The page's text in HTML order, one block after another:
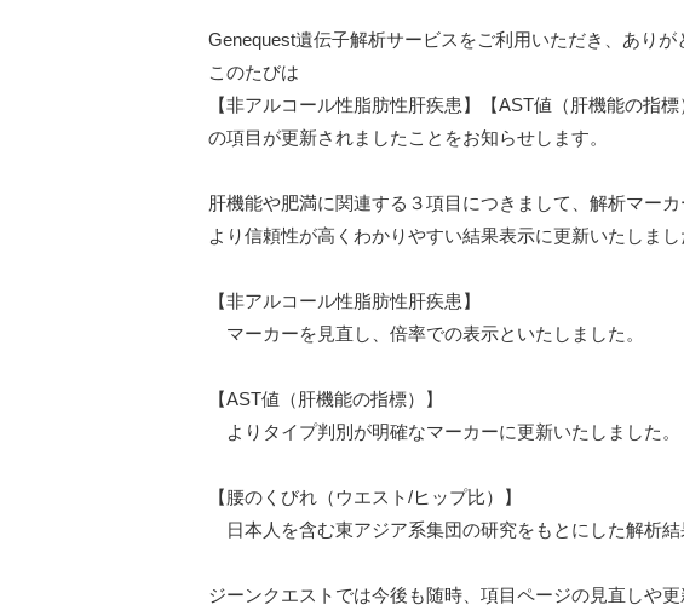
Genequest遺伝子解析サービスをご利用いただき、ありが
このたびは
【非アルコール性脂肪性肝疾患】【AST値（肝機能の指
の項目が更新されましたことをお知らせします。
肝機能や肥満に関連する３項目につきまして、解析マーカ
より信頼性が高くわかりやすい結果表示に更新いたしまし
【非アルコール性脂肪性肝疾患】
マーカーを見直し、倍率での表示といたしました。
【AST値（肝機能の指標）】
よりタイプ判別が明確なマーカーに更新いたしました。
【腰のくびれ（ウエスト/ヒップ比）】
日本人を含む東アジア系集団の研究をもとにした解析結
ジーンクエストでは今後も随時、項目ページの見直しや更